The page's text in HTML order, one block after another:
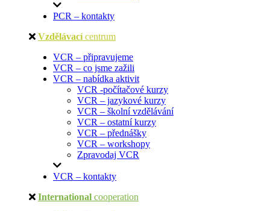
PCR – kontakty
Vzdělávací centrum
VCR – připravujeme
VCR – co jsme zažili
VCR – nabídka aktivit
VCR -počítačové kurzy
VCR – jazykové kurzy
VCR – školní vzdělávání
VCR – ostatní kurzy
VCR – přednášky
VCR – workshopy
Zpravodaj VCR
VCR – kontakty
International cooperation